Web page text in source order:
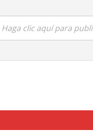
Haga clic aquí para